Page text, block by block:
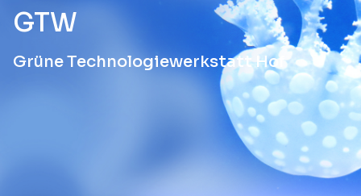
GTW
Grüne Technologiewerkstatt Hof